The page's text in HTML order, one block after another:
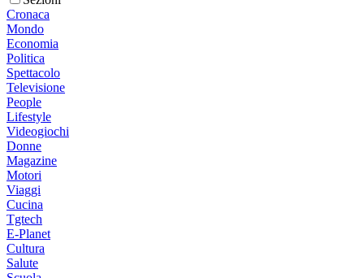
Cronaca
Mondo
Economia
Politica
Spettacolo
Televisione
People
Lifestyle
Videogiochi
Donne
Magazine
Motori
Viaggi
Cucina
Tgtech
E-Planet
Cultura
Salute